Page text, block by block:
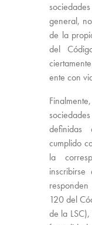
general,
de la
del
ente con
cumplido
la
120 del
de la